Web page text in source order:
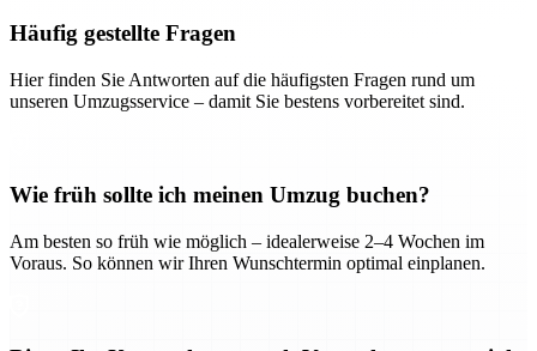
Häufig gestellte Fragen
Hier finden Sie Antworten auf die häufigsten Fragen rund um
unseren Umzugsservice – damit Sie bestens vorbereitet sind.
Wie früh sollte ich meinen Umzug buchen?
Am besten so früh wie möglich – idealerweise 2–4 Wochen im
Voraus. So können wir Ihren Wunschtermin optimal einplanen.